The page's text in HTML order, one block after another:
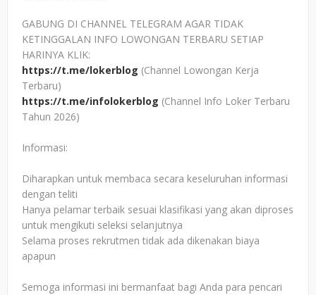
GABUNG DI CHANNEL TELEGRAM AGAR TIDAK
KETINGGALAN INFO LOWONGAN TERBARU SETIAP
HARINYA KLIK:
https://t.me/lokerblog (Channel Lowongan Kerja
Terbaru)
https://t.me/infolokerblog (Channel Info Loker Terbaru
Tahun 2026)
Informasi:
Diharapkan untuk membaca secara keseluruhan informasi
dengan teliti
Hanya pelamar terbaik sesuai klasifikasi yang akan diproses
untuk mengikuti seleksi selanjutnya
Selama proses rekrutmen tidak ada dikenakan biaya
apapun
Semoga informasi ini bermanfaat bagi Anda para pencari